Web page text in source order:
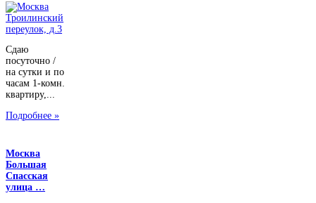
Сдаю
посуточно /
на сутки и по
часам 1-комн.
квартиру,...
Подробнее »
Москва
Большая
Спасская
улица …